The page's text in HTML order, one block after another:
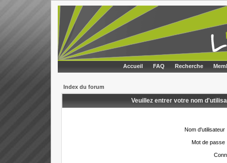
Accueil FAQ Recherche
Index du forum
Veuillez entrer votre nom
Nom d'utilisateur
Mot de passe